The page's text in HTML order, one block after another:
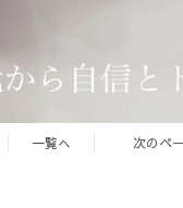
一覧へ 次のペ